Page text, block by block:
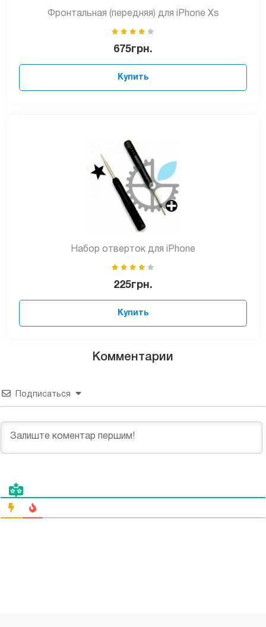
Фронтальная (передняя) для iPhone Xs
675грн.
Купить
Набор отверток для iPhone
225грн.
Купить
Комментарии
Подписаться